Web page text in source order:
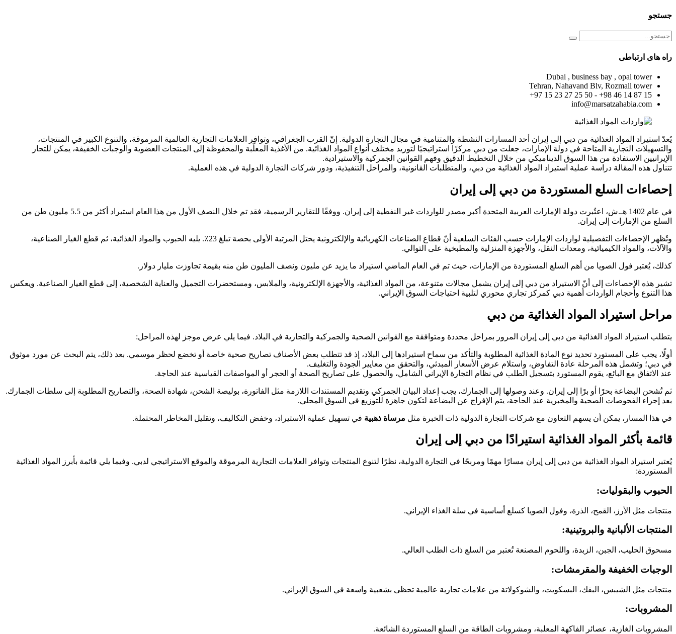
جستجو
راه های ارتباطی
Dubai , business bay , opal tower
Tehran, Nahavand Blv, Rozmall tower
15 87 14 46 98+ - 50 25 27 23 15 97+
info@marsatzahabia.com
يُعدّ استيراد المواد الغذائية من دبي إلى إيران أحد المسارات النشطة والمتنامية في مجال التجارة الدولية. إنّ القرب الجغرافي، وتوافر العلامات التجارية العالمية المرموقة، والتنوع الكبير في المنتجات،
والتسهيلات التجارية المتاحة في دولة الإمارات، جعلت من دبي مركزًا استراتيجيًا لتوريد مختلف أنواع المواد الغذائية. من الأغذية المعلّبة والمحفوظة إلى المنتجات العضوية والوجبات الخفيفة، يمكن للتجار
الإيرانيين الاستفادة من هذا السوق الديناميكي من خلال التخطيط الدقيق وفهم القوانين الجمركية والاستيرادية.
تتناول هذه المقالة دراسة عملية استيراد المواد الغذائية من دبي، والمتطلبات القانونية، والمراحل التنفيذية، ودور شركات التجارة الدولية في هذه العملية.
إحصاءات السلع المستوردة من دبي إلى إيران
في عام 1402 هـ.ش، اعتُبرت دولة الإمارات العربية المتحدة أكبر مصدر للواردات غير النفطية إلى إيران. ووفقًا للتقارير الرسمية، فقد تم خلال النصف الأول من هذا العام استيراد أكثر من 5.5 مليون طن من
السلع من الإمارات إلى إيران.
وتُظهر الإحصاءات التفصيلية لواردات الإمارات حسب الفئات السلعية أنّ قطاع الصناعات الكهربائية والإلكترونية يحتل المرتبة الأولى بحصة تبلغ 23٪. يليه الحبوب والمواد الغذائية، ثم قطع الغيار الصناعية،
والآلات، والمواد الكيميائية، ومعدات النقل، والأجهزة المنزلية والمطبخية على التوالي.
كذلك، يُعتبر فول الصويا من أهم السلع المستوردة من الإمارات، حيث تم في العام الماضي استيراد ما يزيد عن مليون ونصف المليون طن منه بقيمة تجاوزت مليار دولار.
تشير هذه الإحصاءات إلى أنّ الاستيراد من دبي إلى إيران يشمل مجالات متنوعة، من المواد الغذائية، والأجهزة الإلكترونية، والملابس، ومستحضرات التجميل والعناية الشخصية، إلى قطع الغيار الصناعية. ويعكس
هذا التنوع وأحجام الواردات أهمية دبي كمركز تجاري محوري لتلبية احتياجات السوق الإيراني.
مراحل استيراد المواد الغذائية من دبي
يتطلب استيراد المواد الغذائية من دبي إلى إيران المرور بمراحل محددة ومتوافقة مع القوانين الصحية والجمركية والتجارية في البلاد. فيما يلي عرض موجز لهذه المراحل:
أولًا، يجب على المستورد تحديد نوع المادة الغذائية المطلوبة والتأكد من سماح استيرادها إلى البلاد، إذ قد تتطلب بعض الأصناف تصاريح صحية خاصة أو تخضع لحظر موسمي. بعد ذلك، يتم البحث عن مورد موثوق
في دبي؛ وتشمل هذه المرحلة عادة التفاوض، واستلام عرض الأسعار المبدئي، والتحقق من معايير الجودة والتغليف.
عند الاتفاق مع البائع، يقوم المستورد بتسجيل الطلب في نظام التجارة الإيراني الشامل، والحصول على تصاريح الصحة أو الحجر أو المواصفات القياسية عند الحاجة.
ثم تُشحن البضاعة بحرًا أو برًا إلى إيران. وعند وصولها إلى الجمارك، يجب إعداد البيان الجمركي وتقديم المستندات اللازمة مثل الفاتورة، بوليصة الشحن، شهادة الصحة، والتصاريح المطلوبة إلى سلطات الجمارك.
بعد إجراء الفحوصات الصحية والمخبرية عند الحاجة، يتم الإفراج عن البضاعة لتكون جاهزة للتوزيع في السوق المحلي.
في هذا المسار، يمكن أن يسهم التعاون مع شركات التجارة الدولية ذات الخبرة مثل مرساة ذهبية في تسهيل عملية الاستيراد، وخفض التكاليف، وتقليل المخاطر المحتملة.
قائمة بأكثر المواد الغذائية استيرادًا من دبي إلى إيران
يُعتبر استيراد المواد الغذائية من دبي إلى إيران مسارًا مهمًا ومربحًا في التجارة الدولية، نظرًا لتنوع المنتجات وتوافر العلامات التجارية المرموقة والموقع الاستراتيجي لدبي. وفيما يلي قائمة بأبرز المواد الغذائية
المستوردة:
الحبوب والبقوليات:
منتجات مثل الأرز، القمح، الذرة، وفول الصويا كسلع أساسية في سلة الغذاء الإيراني.
المنتجات الألبانية والبروتينية:
مسحوق الحليب، الجبن، الزبدة، واللحوم المصنعة تُعتبر من السلع ذات الطلب العالي.
الوجبات الخفيفة والمقرمشات:
منتجات مثل الشيبس، البفك، البسكويت، والشوكولاتة من علامات تجارية عالمية تحظى بشعبية واسعة في السوق الإيراني.
المشروبات:
المشروبات الغازية، عصائر الفاكهة المعلبة، ومشروبات الطاقة من السلع المستوردة الشائعة.